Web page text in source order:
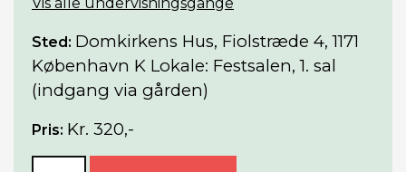
Sted: Domkirkens Hus, Fiolstræde 4, 1171
København K Lokale: Festsalen, 1. sal
(indgang via gården)
Pris: Kr. 320,-